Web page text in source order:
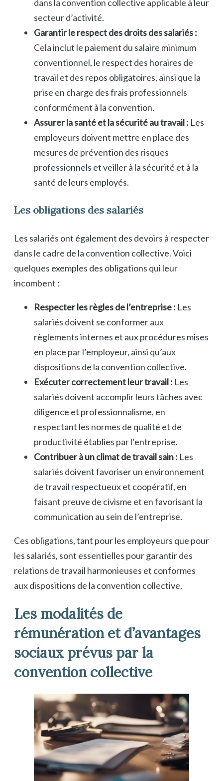
dans la convention collective applicable à leur
secteur d’activité.
Garantir le respect des droits des salariés :
Cela inclut le paiement du salaire minimum
conventionnel, le respect des horaires de
travail et des repos obligatoires, ainsi que la
prise en charge des frais professionnels
conformément à la convention.
Assurer la santé et la sécurité au travail : Les
employeurs doivent mettre en place des
mesures de prévention des risques
professionnels et veiller à la sécurité et à la
santé de leurs employés.
Les obligations des salariés
Les salariés ont également des devoirs à respecter
dans le cadre de la convention collective. Voici
quelques exemples des obligations qui leur
incombent :
Respecter les règles de l’entreprise : Les
salariés doivent se conformer aux
règlements internes et aux procédures mises
en place par l’employeur, ainsi qu’aux
dispositions de la convention collective.
Exécuter correctement leur travail : Les
salariés doivent accomplir leurs tâches avec
diligence et professionnalisme, en
respectant les normes de qualité et de
productivité établies par l’entreprise.
Contribuer à un climat de travail sain : Les
salariés doivent favoriser un environnement
de travail respectueux et coopératif, en
faisant preuve de civisme et en favorisant la
communication au sein de l’entreprise.
Ces obligations, tant pour les employeurs que pour
les salariés, sont essentielles pour garantir des
relations de travail harmonieuses et conformes
aux dispositions de la convention collective.
Les modalités de
rémunération et d’avantages
sociaux prévus par la
convention collective